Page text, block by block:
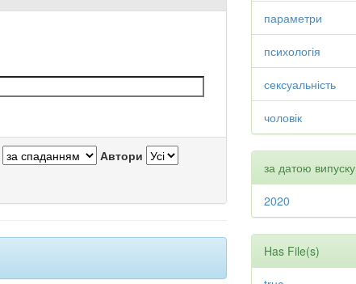
Автори
параметри
психологія
сексуальність
чоловік
за датою випуску
2020
Has File(s)